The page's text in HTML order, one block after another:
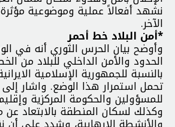
نشهد أفعالاً عملية وموضوعية
الآخر.
*أمن البلاد خط أحمر
وأوضح بيان الحرس الثوري أنه في
الحدود والأمن الداخلي للبلاد من
بالنسبة للجمهورية الإسلامية
تحمل استمرار هذا الوضع. واشار
للمسؤولين والحكومة المركزية
وكذلك لسكان المنطقة بالابتعاد عن